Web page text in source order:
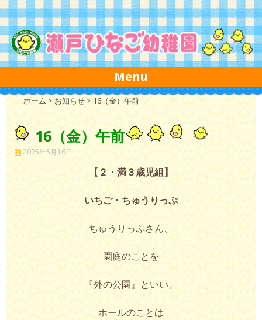
Skip to content
Menu
ホーム > お知らせ> 16（金）午前
16（金）午前
2025年5月16日
【２・満３歳児組】
いちご・ちゅうりっぷ
ちゅうりっぷさん、
園庭のことを
『外の公園』といい、
ホールのことは